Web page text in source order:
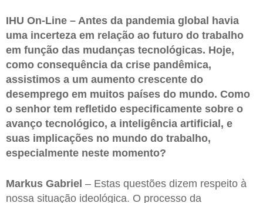
IHU On-Line – Antes da pandemia global havia
uma incerteza em relação ao futuro do trabalho
em função das mudanças tecnológicas. Hoje,
como consequência da crise pandêmica,
assistimos a um aumento crescente do
desemprego em muitos países do mundo. Como
o senhor tem refletido especificamente sobre o
avanço tecnológico, a inteligência artificial, e
suas implicações no mundo do trabalho,
especialmente neste momento?
Markus Gabriel – Estas questões dizem respeito à
nossa situação ideológica. O processo da